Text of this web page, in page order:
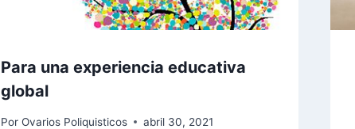
Para una experiencia educativa
global
Por Ovarios Poliquisticos abril 30, 2021